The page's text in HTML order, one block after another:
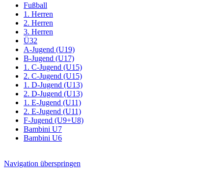
Fußball
1. Herren
2. Herren
3. Herren
Ü32
A-Jugend (U19)
B-Jugend (U17)
1. C-Jugend (U15)
2. C-Jugend (U15)
1. D-Jugend (U13)
2. D-Jugend (U13)
1. E-Jugend (U11)
2. E-Jugend (U11)
F-Jugend (U9+U8)
Bambini U7
Bambini U6
Navigation überspringen